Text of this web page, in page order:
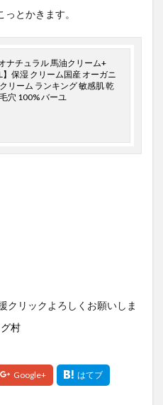
とかきます。
オナチュラル 馬油クリーム+
保湿 クリーム国産 オーガニ
リーム ランキング 敏感肌 乾
穴 100% バーユ
クリックよろしくお願いしま
村